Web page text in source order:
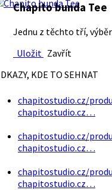
Chapito bunda Tee
Jednu z těchto tří,
Uložit Zavřít
KDE TO SEHNAT
chapitostudio.cz/
chapitostudio.cz…
chapitostudio.cz/
chapitostudio.cz…
chapitostudio.cz/
chapitostudio.cz…